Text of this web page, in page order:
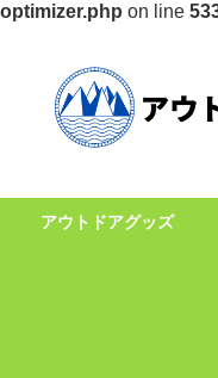
optimizer.php on line
アウトドアグッズ